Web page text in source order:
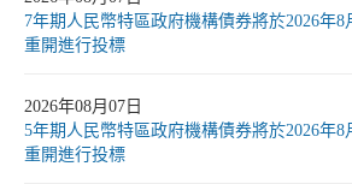
7年期人民幣特區政府機構債券將於2026年8
重開進行投標
2026年08月07日
5年期人民幣特區政府機構債券將於2026年8
重開進行投標